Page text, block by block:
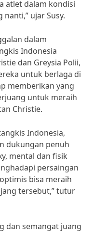
atlet dalam kondisi
ujar Susy.
dalam
Indonesia
dan Greysia Polii,
untuk berlaga di
memberikan yang
untuk meraih
Christie.
Indonesia,
dukungan penuh
mental dan fisik
persaingan
bisa meraih
tersebut,” tutur
dan semangat juang